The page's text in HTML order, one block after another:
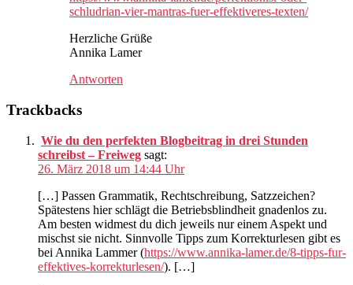
schludrian-vier-mantras-fuer-effektiveres-texten/
Herzliche Grüße
Annika Lamer
Antworten
Trackbacks
Wie du den perfekten Blogbeitrag in drei Stunden
schreibst – Freiweg sagt:
26. März 2018 um 14:44 Uhr
[…] Passen Grammatik, Rechtschreibung, Satzzeichen?
Spätestens hier schlägt die Betriebsblindheit gnadenlos zu.
Am besten widmest du dich jeweils nur einem Aspekt und
mischst sie nicht. Sinnvolle Tipps zum Korrekturlesen gibt es
bei Annika Lammer (https://www.annika-lamer.de/8-tipps-fur-
effektives-korrekturlesen/). […]